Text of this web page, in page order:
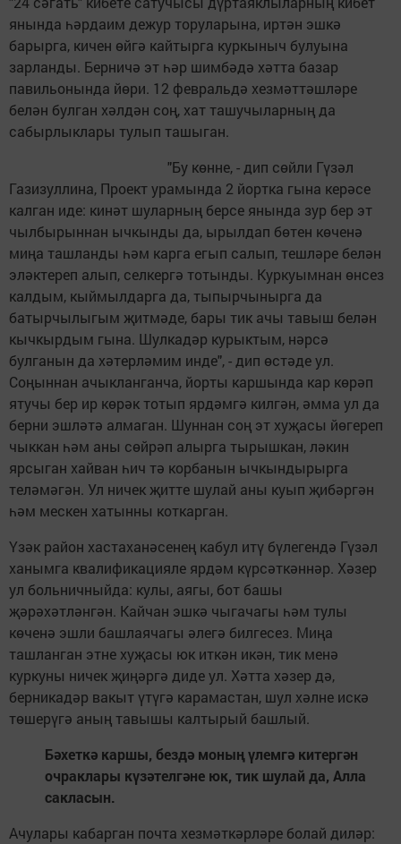
янында һәрдаим дежур торуларына, иртән эшкә
барырга, кичен өйгә кайтыр­га куркыныч булуына
зарланды. Берничә эт һәр шимбәдә хәтта базар
павильонында йөри. 12 февральдә хезмәттәшләре
белән булган хәлдән соң, хат ташучыларның да
сабырлыклары тулып ташыган.
"Бу көнне, - дип сөйли Гүзәл
Газизуллина, Проект урамында 2 йортка гына керәсе
калган иде: кинәт шуларның берсе янында зур бер эт
чылбырыннан ычкынды да, ырылдап бөтен көченә
миңа ташланды һәм карга егып салып, тешләре белән
эләктереп алып, селкергә тотынды. Куркуымнан өнсез
калдым, кыймылдарга да, тыпырчынырга да
батырчылыгым җитмәде, бары тик ачы тавыш белән
кычкыр­дым гына. Шулкадәр курыктым, нәрсә
булганын да хәтерләмим инде", - дип өстәде ул.
Соңыннан ачыкланганча, йорты каршында кар көрәп
ятучы бер ир көрәк тотып ярдәмгә килгән, әмма ул да
берни эшләтә алмаган. Шуннан соң эт хуҗасы йөгереп
чыккан һәм аны сөйрәп алырга тырышкан, ләкин
ярсыган хайван һич тә корбанын ычкындырырга
теләмәгән. Ул ничек җитте шулай аны куып җибәргән
һәм мескен хатынны коткарган.
Үзәк район хастаханәсенең кабул итү бүлегендә Гүзәл
ханымга квалификацияле ярдәм күрсәткәннәр. Хәзер
ул больничныйда: кулы, аягы, бот башы
җәрәхәтләнгән. Кайчан эшкә чыгачагы һәм тулы
көченә эшли башлаячагы әлегә билгесез. Миңа
ташланган этне хуҗасы юк иткән икән, тик менә
куркуны ничек җиңәргә диде ул. Хәтта хәзер дә,
берникадәр вакыт үтүгә карамастан, шул хәлне искә
төшерүгә аның тавышы калтырый башлый.
Бәхеткә каршы, бездә моның үлемгә китергән
очраклары күзәтелгәне юк, тик шулай да, Алла
сакласын.
Ачулары кабарган почта хезмәткәрләре болай диләр: